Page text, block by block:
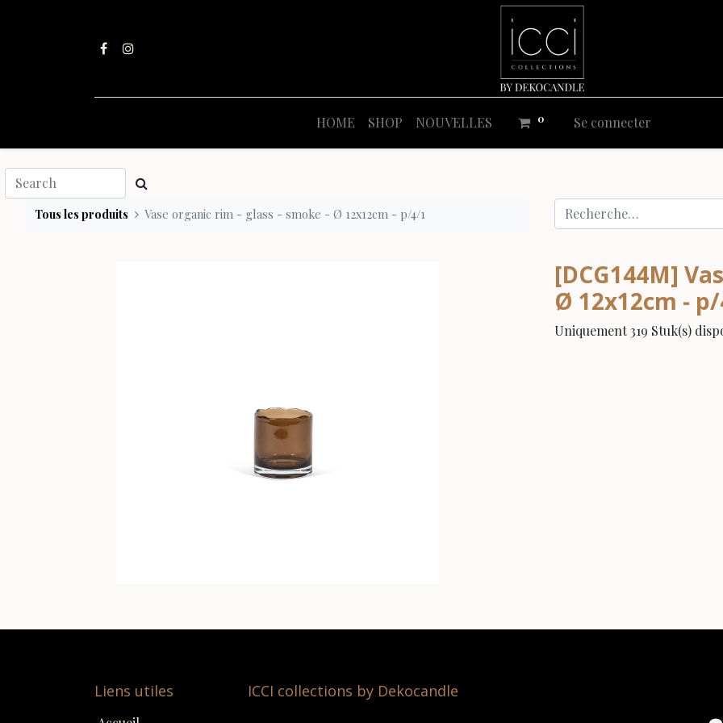
HOME SHOP NOUVELLES 0 Se connecter
Tous les produits Vase organic rim - glass - smoke - Ø 12x12cm - p/4/1
[DCG144M]
Ø 12x12cm -
Uniquement 319 Stuk(s)
Liens utiles ICCI collections by Dekocandle